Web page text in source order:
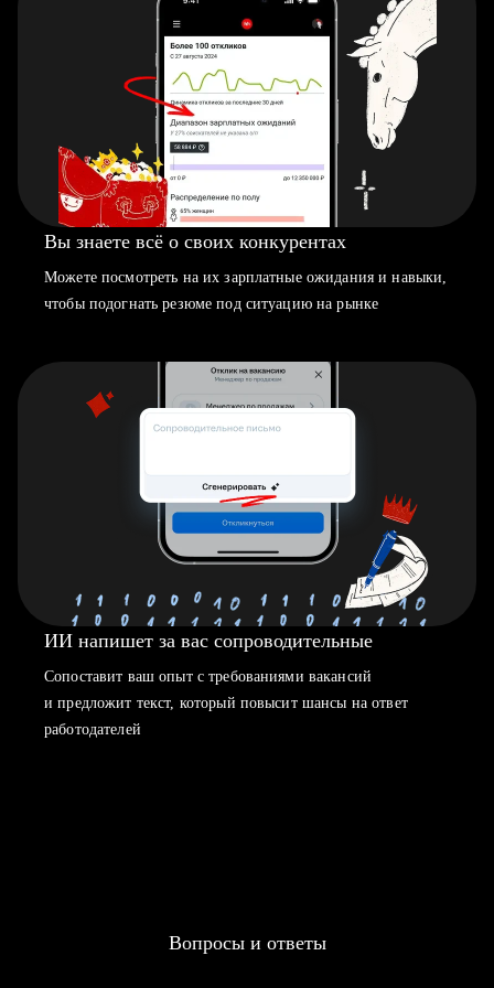
Вы знаете всё о своих конкурентах
Можете посмотреть на их зарплатные ожидания и навыки,
чтобы подогнать резюме под ситуацию на рынке
ИИ напишет за вас сопроводительные
Сопоставит ваш опыт с требованиями вакансий
и предложит текст, который повысит шансы на ответ
работодателей
Вопросы и ответы